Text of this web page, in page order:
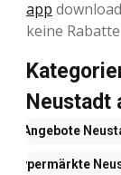
app
keine
Neustadt
Angebote
Hypermärkte